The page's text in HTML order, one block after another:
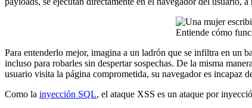
Entiende cómo
Para entenderlo mejor, imagina a un ladrón que se infiltra en un
incluso para robarles sin despertar sospechas. De la misma
usuario visita la página comprometida, su navegador es
Como la inyección SQL, el ataque XSS es un ataque por